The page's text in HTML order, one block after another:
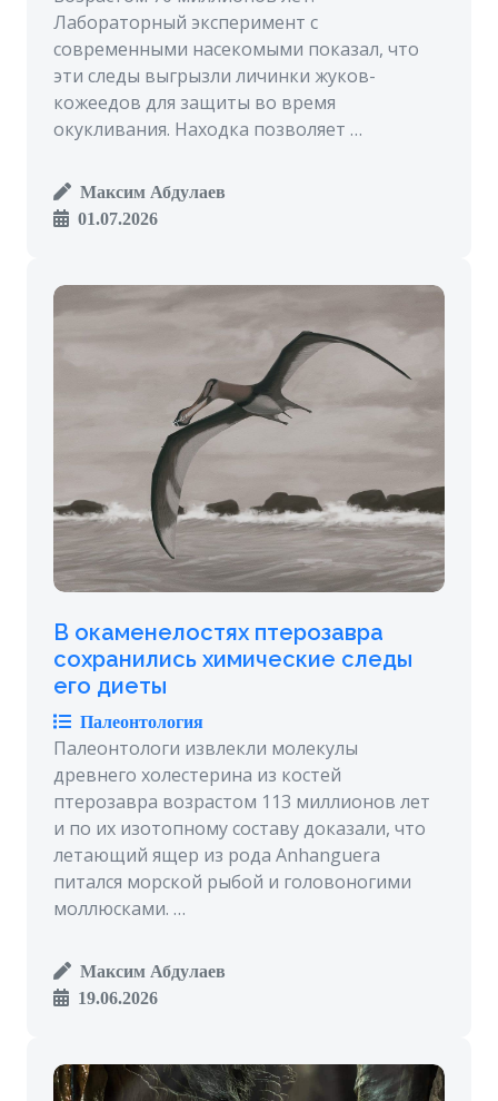
Лабораторный эксперимент с
современными насекомыми показал, что
эти следы выгрызли личинки жуков-
кожеедов для защиты во время
окукливания. Находка позволяет …
Максим Абдулаев
01.07.2026
В окаменелостях птерозавра
сохранились химические следы
его диеты
Палеонтология
Палеонтологи извлекли молекулы
древнего холестерина из костей
птерозавра возрастом 113 миллионов лет
и по их изотопному составу доказали, что
летающий ящер из рода Anhanguera
питался морской рыбой и головоногими
моллюсками. …
Максим Абдулаев
19.06.2026